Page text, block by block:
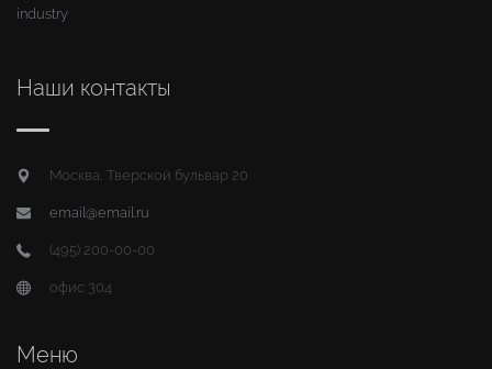
industry
Наши контакты
Москва, Тверской бульвар 20
email@email.ru
(495) 200-00-00
офис 304
Меню